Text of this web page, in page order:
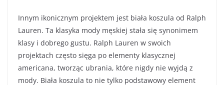
Innym ikonicznym projektem jest biała koszula od Ralph
Lauren. Ta klasyka mody męskiej stała się synonimem
klasy i dobrego gustu. Ralph Lauren w swoich
projektach często sięga po elementy klasycznej
americana, tworząc ubrania, które nigdy nie wyjdą z
mody. Biała koszula to nie tylko podstawowy element